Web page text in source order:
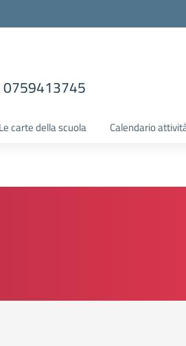
0759413745
Le carte della scuola Calendario